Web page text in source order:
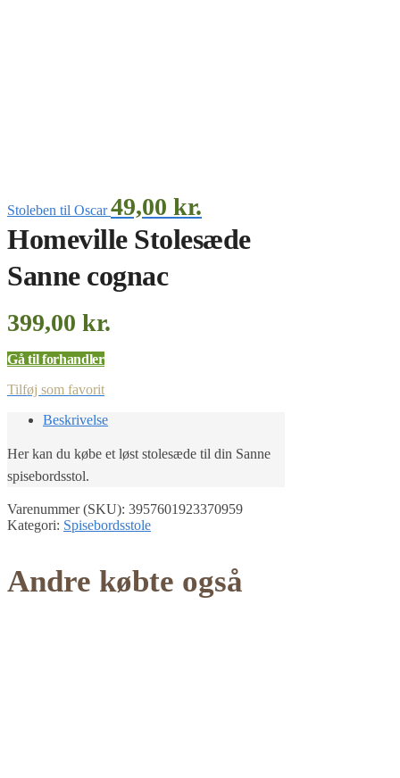
Stoleben til Oscar 49,00 kr.
Homeville Stolesæde
Sanne cognac
399,00 kr.
Gå til forhandler
Tilføj som favorit
Beskrivelse
Her kan du købe et løst stolesæde til din Sanne
spisebordsstol.
Varenummer (SKU): 3957601923370959
Kategori: Spisebordsstole
Andre købte også